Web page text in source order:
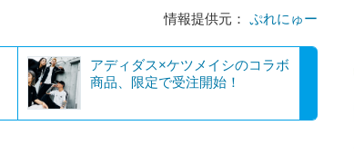
情報提供元： ぷれにゅー
アディダス×ケツメイシのコラボ
商品、限定で受注開始！